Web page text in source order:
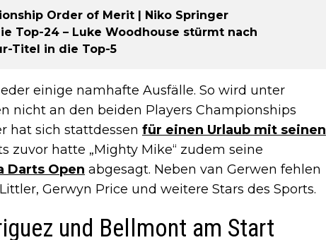
Order of Merit | Niko Springer
Top-24 – Luke Woodhouse stürmt nach
Titel in die Top-5
einige namhafte Ausfälle. So wird unter
nicht an den beiden Players Championships
hat sich stattdessen für einen Urlaub mit seinen
zuvor hatte „Mighty Mike“ zudem seine
Darts Open abgesagt. Neben van Gerwen fehlen
Gerwyn Price und weitere Stars des Sports.
und Bellmont am Start